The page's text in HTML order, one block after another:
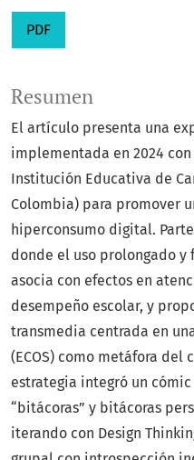
PDF
Resumen
El artículo presenta una
implementada en 2024
Institución Educativa de
Colombia) para promover
hiperconsumo digital.
donde el uso prolongado
asocia con efectos en
desempeño escolar, y
transmedia centrada en
(ECOS) como metáfora del
estrategia integró un
“bitácoras” y bitácoras
iterando con Design